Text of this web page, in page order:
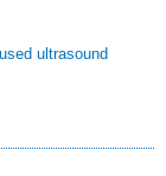
ultrasound